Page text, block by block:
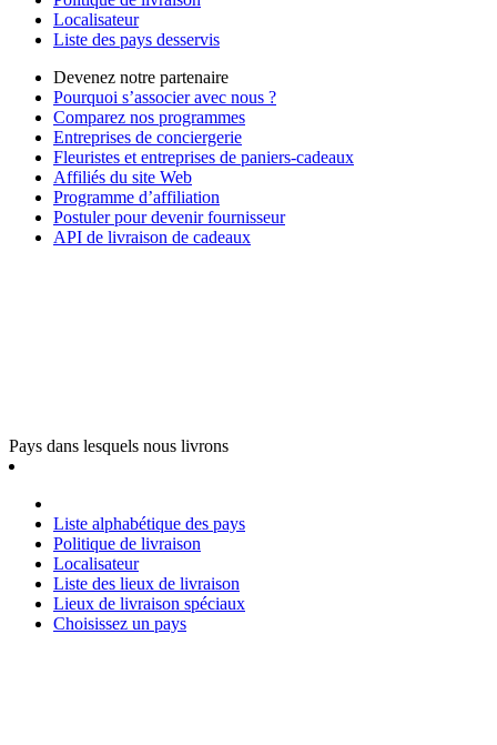
Localisateur
Liste des pays desservis
Devenez notre partenaire
Pourquoi s’associer avec nous ?
Comparez nos programmes
Entreprises de conciergerie
Fleuristes et entreprises de paniers-cadeaux
Affiliés du site Web
Programme d’affiliation
Postuler pour devenir fournisseur
API de livraison de cadeaux
Pays dans lesquels nous livrons
Liste alphabétique des pays
Politique de livraison
Localisateur
Liste des lieux de livraison
Lieux de livraison spéciaux
Choisissez un pays